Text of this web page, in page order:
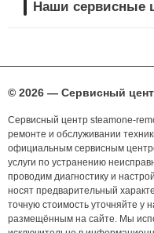
Наши сервисные
© 2026 — Сервисный
Сервисный центр steamone-
ремонте и обслуживании
официальным сервисным
услуги по устранению
проводим диагностику и
носят предварительный
точную стоимость уточняйте
размещённым на сайте. Мы